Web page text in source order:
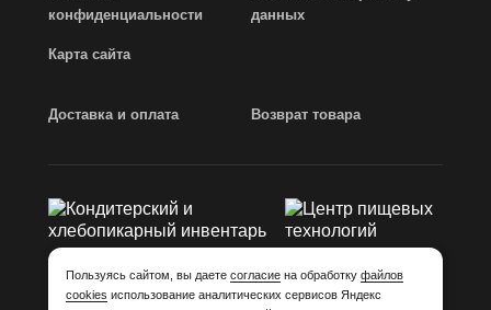
конфиденциальности
данных
Карта сайта
Доставка и оплата Возврат товара
Пользуясь сайтом, вы даете согласие на обработку файлов
cookies использование аналитических сервисов Яндекс